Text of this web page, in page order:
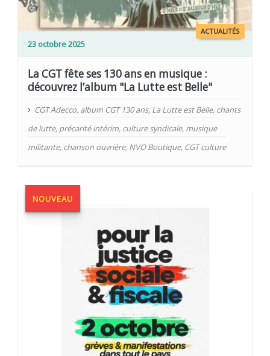
ACTUALITÉS
23 octobre 2025
La CGT fête ses 130 ans en musique :
découvrez l’album "La Lutte est Belle"
CGT Adecco, album CGT 130 ans, La Lutte est Belle, chants
de lutte, précarité intérim, culture syndicale, musique
militante, chanson ouvrière, NVO Boutique, CGT culture
NOUVEAU